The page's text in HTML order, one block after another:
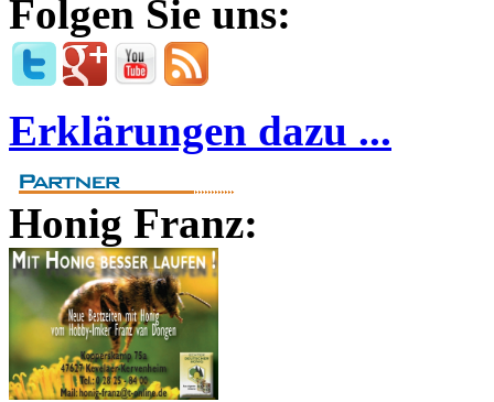
Folgen Sie uns:
Erklärungen dazu ...
Honig Franz: